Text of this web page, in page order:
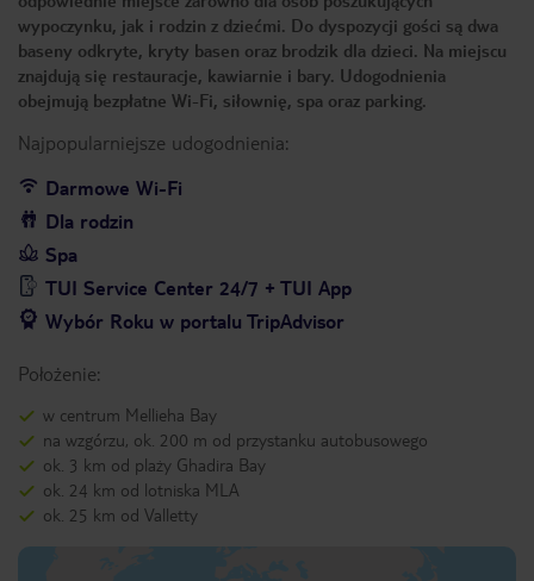
wypoczynku, jak i rodzin z dziećmi. Do dyspozycji gości są dwa
baseny odkryte, kryty basen oraz brodzik dla dzieci. Na miejscu
znajdują się restauracje, kawiarnie i bary. Udogodnienia
obejmują bezpłatne Wi-Fi, siłownię, spa oraz parking.
Najpopularniejsze udogodnienia:
Darmowe Wi-Fi
Dla rodzin
Spa
TUI Service Center 24/7 + TUI App
Wybór Roku w portalu TripAdvisor
Położenie:
w centrum Mellieha Bay
na wzgórzu, ok. 200 m od przystanku autobusowego
ok. 3 km od plaży Ghadira Bay
ok. 24 km od lotniska MLA
ok. 25 km od Valletty